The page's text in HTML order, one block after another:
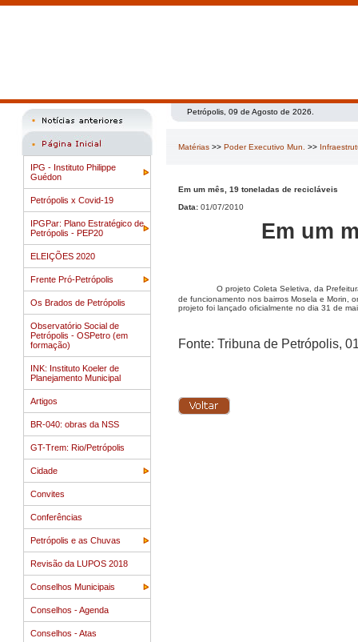
IPG - Instituto Philippe
Guédon
Petrópolis x Covid-19
IPGPar: Plano Estratégico de
Petrópolis - PEP20
ELEIÇÕES 2020
Frente Pró-Petrópolis
Os Brados de Petrópolis
Observatório Social de
Petrópolis - OSPetro (em
formação)
INK: Instituto Koeler de
Planejamento Municipal
Artigos
BR-040: obras da NSS
GT-Trem: Rio/Petrópolis
Cidade
Convites
Conferências
Petrópolis e as Chuvas
Revisão da LUPOS 2018
Conselhos Municipais
Conselhos - Agenda
Conselhos - Atas
Petrópolis, 09 de Agosto de 2026.
Matérias >> Poder Executivo Mun. >>
Em um mês, 19 toneladas de recicláveis
Data: 01/07/2010
Em um
O projeto Coleta Seletiva, da
de funcionamento nos bairros Mosela e Morin,
projeto foi lançado oficialmente no dia 31 de
Fonte: Tribuna de Petrópolis,